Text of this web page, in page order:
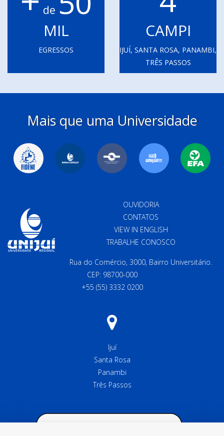
de
MIL
EGRESSOS
CAMPI
IJUÍ, SANTA ROSA, PANAMBI,
TRÊS PASSOS
Mais que uma Universidade
OUVIDORIA
CONTATOS
VIEW IN ENGLISH
TRABALHE CONOSCO
Rua do Comércio, 3000, Bairro Universitário.
CEP: 98700-000
+55 (55) 3332 0200
Ijuí
Santa Rosa
Panambi
Três Passos